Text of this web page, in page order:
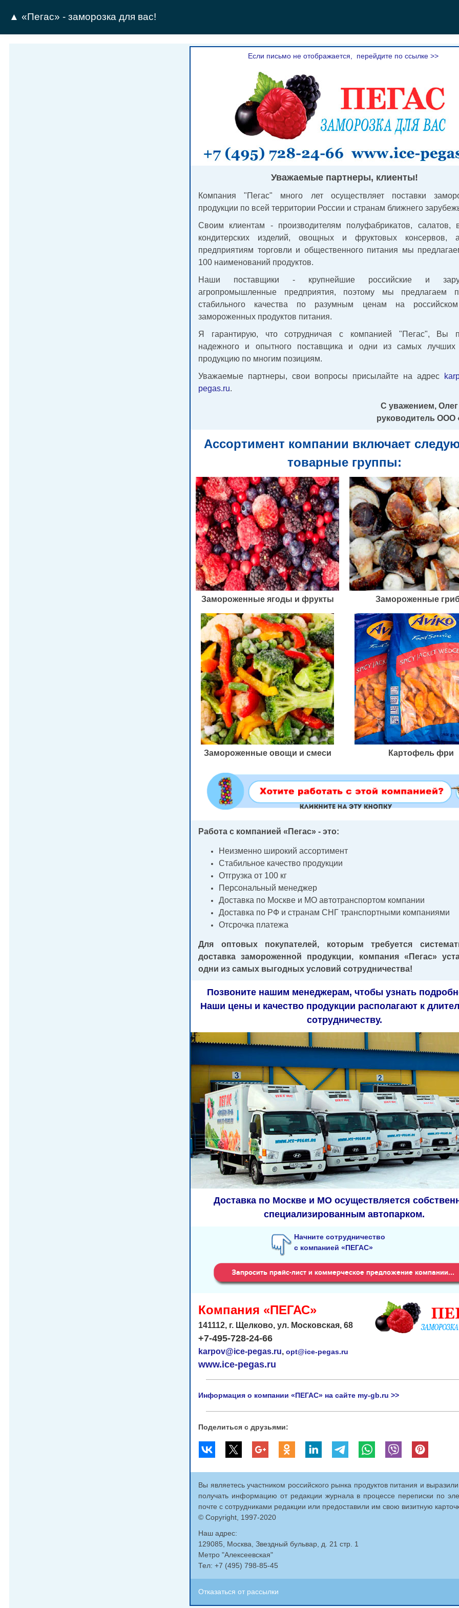
▲ «Пегас» - заморозка для вас!
Если письмо не отображается, перейдите по ссылке >>
Уважаемые партнеры, клиенты!
Компания "Пегас" много лет осуществляет поставки
продукции по всей территории России и странам ближнего
Своим клиентам - производителям полуфабрикатов, салатов,
кондитерских изделий, овощных и фруктовых консервов,
предприятиям торговли и общественного питания мы
100 наименований продуктов.
Наши поставщики - крупнейшие российские и
агропромышленные предприятия, поэтому мы предлагаем
стабильного качества по разумным ценам на
замороженных продуктов питания.
Я гарантирую, что сотрудничая с компанией "Пегас", Вы
надежного и опытного поставщика и одни из самых
продукцию по многим позициям.
Уважаемые партнеры, свои вопросы присылайте на адрес
pegas.ru.
С уважением,
руководитель ООО
Ассортимент компании включает
товарные группы:
Замороженные ягоды и фрукты Замороженные
Замороженные овощи и смеси Картофель фри
Работа с компанией «Пегас» - это:
Неизменно широкий ассортимент
Стабильное качество продукции
Отгрузка от 100 кг
Персональный менеджер
Доставка по Москве и МО автотранспортом компании
Доставка по РФ и странам СНГ транспортными компаниями
Отсрочка платежа
Для оптовых покупателей, которым требуется
доставка замороженной продукции, компания «Пегас»
одни из самых выгодных условий сотрудничества!
Позвоните нашим менеджерам, чтобыузнать
Наши цены и качество продукции располагают к
сотрудничеству.
Доставка по Москве и МО осуществляется
специализированным автопарком.
Начните сотрудничество
с компанией «ПЕГАС»
Компания «ПЕГАС»
141112, г. Щелково, ул. Московская, 68
+7-495-728-24-66
karpov@ice-pegas.ru, opt@ice-pegas.ru
www.ice-pegas.ru
Информация о компании «ПЕГАС» на сайте my-gb.ru >>
Поделиться с друзьями:
Вы являетесь участником российского рынка продуктов питания и
получать информацию от редакции журнала в процессе переписки по
почте с сотрудниками редакции или предоставили им свою визитную
© Copyright, 1997-2020
Наш адрес:
129085, Москва, Звездный бульвар, д. 21 стр. 1
Метро "Алексеевская"
Тел: +7 (495) 798-85-45
Отказаться от рассылки